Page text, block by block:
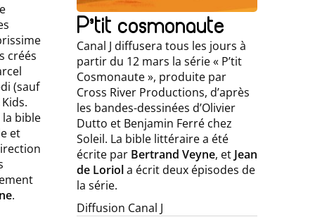
créés
(sauf
la bible
et
.
P’tit cosmonaute
Canal J diffusera tous les jours à
partir du 12 mars la série « P’tit
Cosmonaute », produite par
Cross River Productions, d’après
les bandes-dessinées d’Olivier
Dutto et Benjamin Ferré chez
Soleil. La bible littéraire a été
écrite par Bertrand Veyne, et Jean
de Loriola écrit deux épisodes de
la série.
Diffusion Canal J